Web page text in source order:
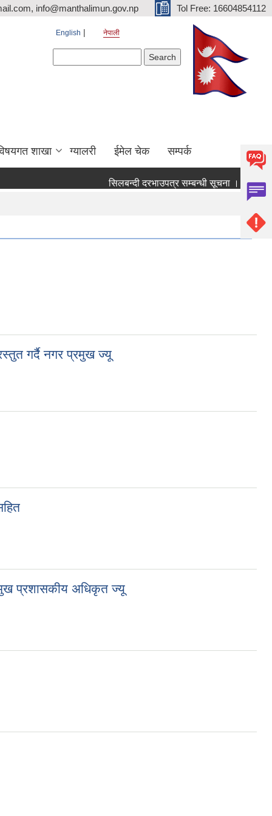
info@manthalimun.gov.np Tol Free: 16604854112
English नेपाली
शाखा ग्यालरी ईमेल चेक सम्पर्क
सिलबन्दी दरभाउपत्र सम्बन्धी सूचना । सिलबन्दी
गर्दै नगर प्रमुख ज्यू
प्रशासकीय अधिकृत ज्यू